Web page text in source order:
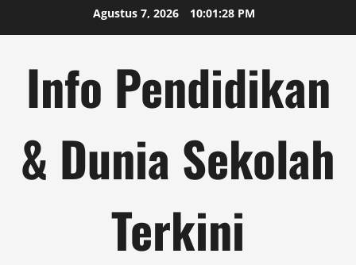
to
Agustus 7, 2026 10:01:28 PM
Info Pendidikan
& Dunia Sekolah
Terkini